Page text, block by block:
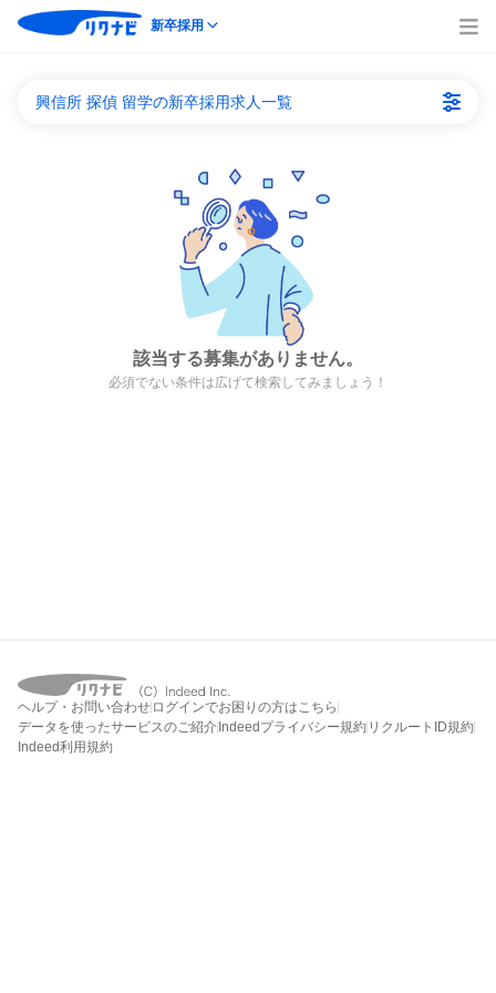
新卒採用
興信所 探偵 留学の新卒採用求人一覧
該当する募集がありません。
必須でない条件は広げて検索してみましょう！
ヘルプ・お問い合わせ ログインでお困りの方はこちら
データを使ったサービスのご紹介 Indeedプライバシー規約 リクルートID規約
Indeed利用規約